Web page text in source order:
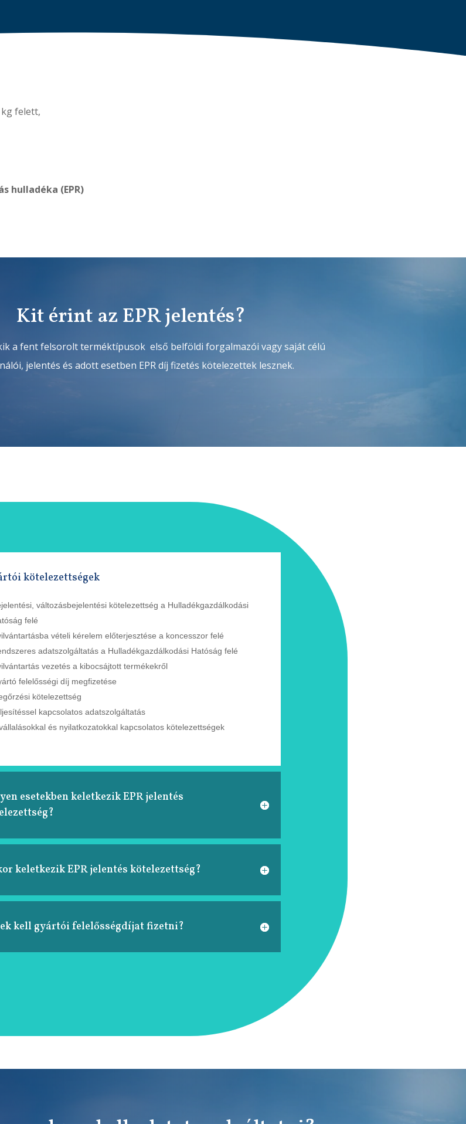
felett,
hulladéka (EPR)
Kit érint az EPR jelentés?
a fent felsorolt terméktípusok első belföldi forgalmazói vagy saját célú
jelentés és adott esetben EPR díj fizetés kötelezettek lesznek.
kötelezettségek
változásbejelentési kötelezettség a Hulladékgazdálkodási
felé
vételi kérelem előterjesztése a koncesszor felé
adatszolgáltatás a Hulladékgazdálkodási Hatóság felé
vezetés a kibocsájtott termékekről
felelősségi díj megfizetése
kötelezettség
kapcsolatos adatszolgáltatás
és nyilatkozatokkal kapcsolatos kötelezettségek
esetekben keletkezik EPR jelentés
keletkezik EPR jelentés kötelezettség?
kell gyártói felelősségdíjat fizetni?